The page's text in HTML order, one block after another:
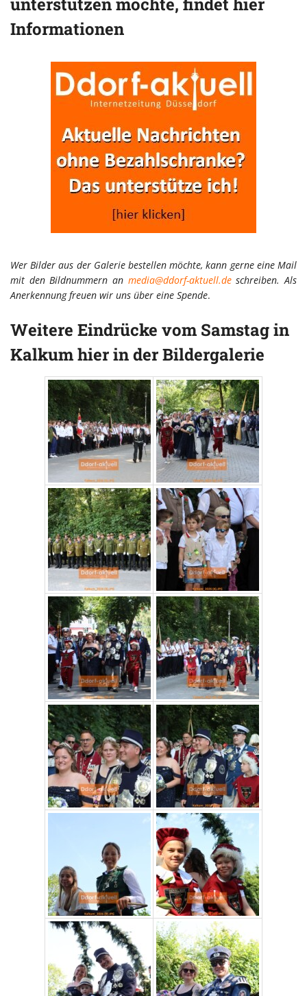
Informationen
Wer Bilder aus der Galerie bestellen möchte, kann gerne eine Mail
mit den Bildnummern an media@ddorf-aktuell.deschreiben. Als
Anerkennung freuen wir uns über eine Spende.
Weitere Eindrücke vom Samstag in
Kalkum hier in der Bildergalerie